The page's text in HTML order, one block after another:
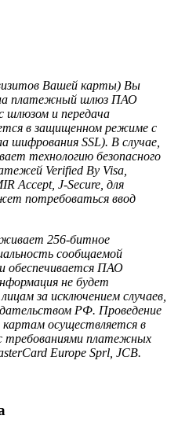
Вашей карты) Вы
на платежный шлюз ПАО
и передача
в защищенном режиме с
шифрования SSL). В случае,
технологию безопасного
Verified By Visa,
Accept, J-Secure, для
потребоваться ввод
256-битное
сообщаемой
обеспечивается ПАО
не будет
за исключением случаев,
РФ. Проведение
осуществляется в
требованиями платежных
Europe Sprl, JCB.